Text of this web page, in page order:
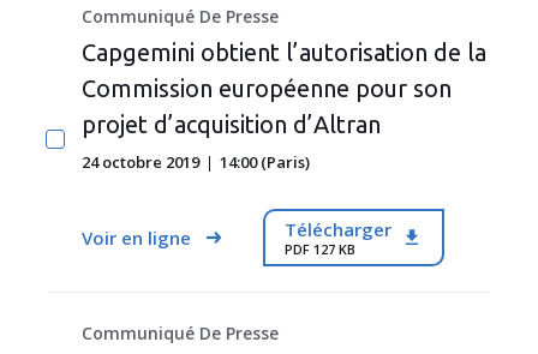
Communiqué De Presse
Capgemini obtient l’autorisation de la
Commission européenne pour son
projet d’acquisition d’Altran
24 octobre 2019 14:00 (Paris)
Voir en ligne Télécharger
PDF 127 KB
Communiqué De Presse